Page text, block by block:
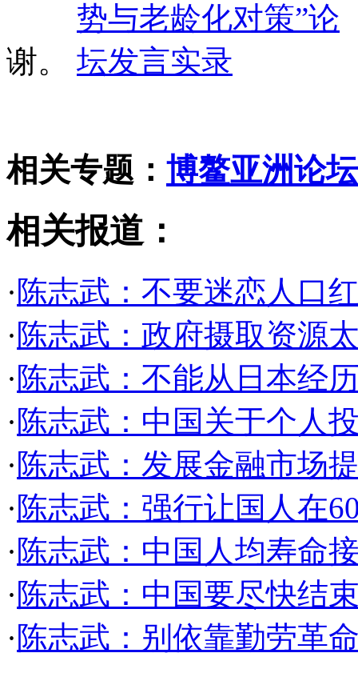
谢。
相关专题： 博鳌亚洲论
相关报道：
·陈志武：不要迷恋人口
·陈志武：政府摄取资源
·陈志武：不能从日本经
·陈志武：中国关于个人
·陈志武：发展金融市场
·陈志武：强行让国人在
·陈志武：中国人均寿命
·陈志武：中国要尽快结
·陈志武：别依靠勤劳革